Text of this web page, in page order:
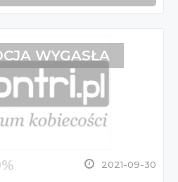
2021-09-30
WYGASŁA